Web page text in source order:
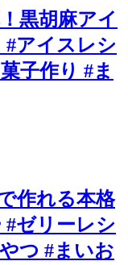
黒胡麻アイ
#アイスレシ
子作り #ま
作れる本格
ゼリーレシ
つ #まいお